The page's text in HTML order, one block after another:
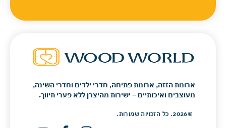
ארונות הזזה, ארונות פתיחה, חדרי ילדים וחדרי השינה,
מעוצבים ואיכותיים – ישירות מהיצרן ללא פערי תיווך.
©2026. כל הזכויות שמורות.